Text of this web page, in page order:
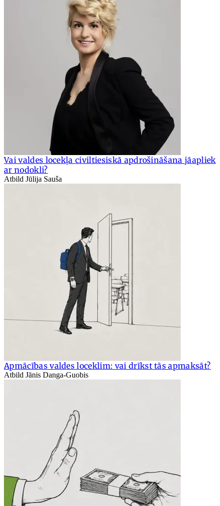
Vai valdes locekļa civiltiesiskā apdrošināšana jāapliek
ar nodokli?
Atbild Jūlija Sauša
Apmācības valdes loceklim: vai drīkst tās apmaksāt?
Atbild Jānis Danga-Guobis